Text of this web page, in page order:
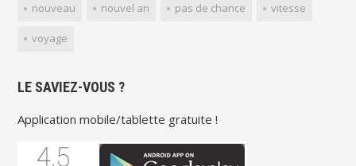
nouveau nouvel an pas de chance vitesse
voyage
LE SAVIEZ-VOUS ?
Application mobile/tablette gratuite !